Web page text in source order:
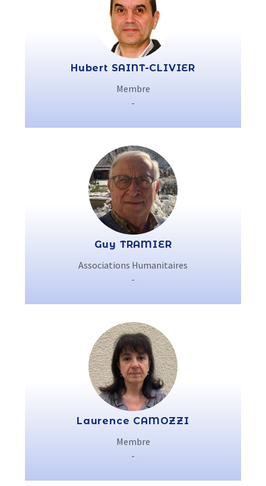
Hubert SAINT-CLIVIER
Membre
-
Guy TRAMIER
Associations Humanitaires
-
Laurence CAMOZZI
Membre
-